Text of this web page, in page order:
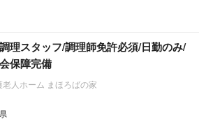
理スタッフ/調理師免許必須/日勤のみ/
保障完備
人ホーム まほろばの家